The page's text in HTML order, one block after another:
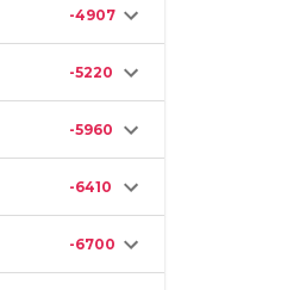
-4907
-5220
-5960
-6410
-6700